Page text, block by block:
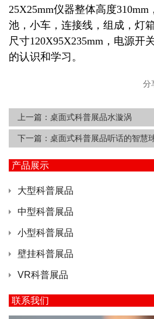
产品展示
大型科普展品
中型科普展品
小型科普展品
壁挂科普展品
VR科普展品
联系我们
25X25mm仪器整体高度
池，小车，连接线，组成，灯
尺寸120X95X235mm，电源开
的认识和学习。
分
上一篇： 桌面式科普展品水漩涡
下一篇： 桌面式科普展品听话的智慧